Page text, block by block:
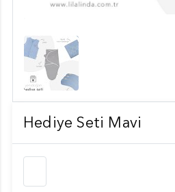
Hediye Seti Mavi